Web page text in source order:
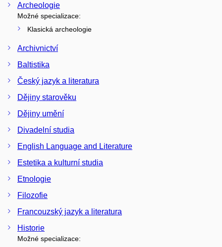
Archeologie
Možné specializace:
Klasická archeologie
Archivnictví
Baltistika
Český jazyk a literatura
Dějiny starověku
Dějiny umění
Divadelní studia
English Language and Literature
Estetika a kulturní studia
Etnologie
Filozofie
Francouzský jazyk a literatura
Historie
Možné specializace: